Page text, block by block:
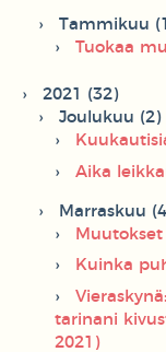
Tammikuu
Tuokaa
2021 (32)
Joulukuu (2)
Aika
Marraskuu
Kuinka
tarinani
2021)